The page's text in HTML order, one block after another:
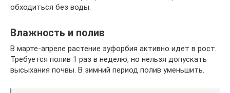
обходиться без воды.
Влажность и полив
В марте-апреле растение эуфорбия активно идет в рост.
Требуется полив 1 раз в неделю, но нельзя допускать
высыхания почвы. В зимний период полив уменьшить.